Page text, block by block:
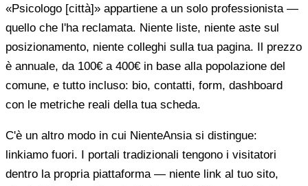
«Psicologo [città]» appartiene a un solo professionista —
quello che l'ha reclamata. Niente liste, niente aste sul
posizionamento, niente colleghi sulla tua pagina. Il prezzo
è annuale, da 100€ a 400€ in base alla popolazione del
comune, e tutto incluso: bio, contatti, form, dashboard
con le metriche reali della tua scheda.
C'è un altro modo in cui NienteAnsia si distingue:
linkiamo fuori. I portali tradizionali tengono i visitatori
dentro la propria piattaforma — niente link al tuo sito,